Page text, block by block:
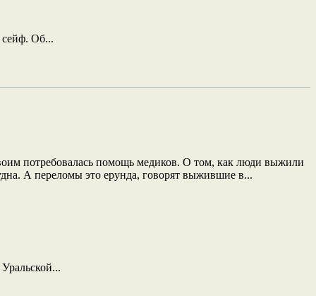
сейф. Об...
потребовалась помощь медиков. О том, как люди выжили
А переломы это ерунда, говорят выжившие в...